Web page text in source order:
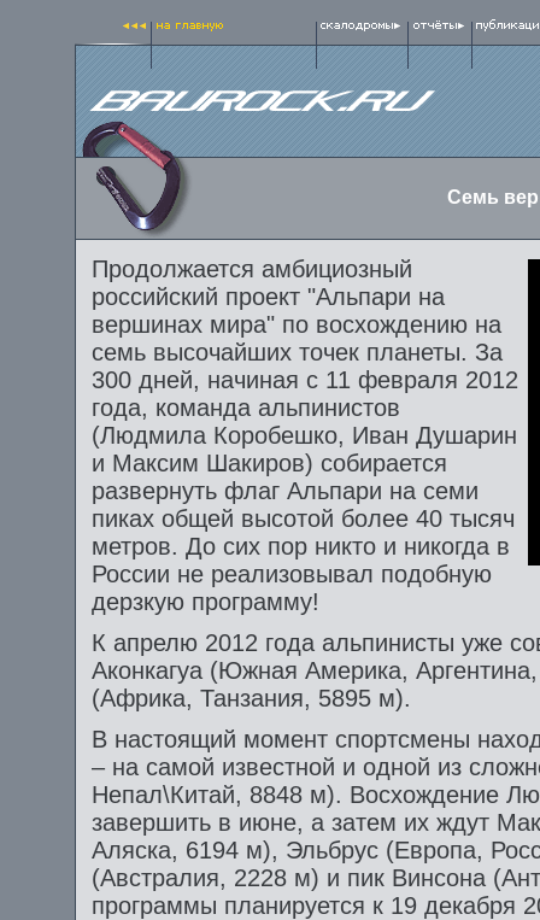
Семь
Продолжается амбициозный
российский проект "Альпари на
вершинах мира" по восхождению на
семь высочайших точек планеты. За
300 дней, начиная с 11 февраля 2012
года, команда альпинистов
(Людмила Коробешко, Иван Душарин
и Максим Шакиров) собирается
развернуть флаг Альпари на семи
пиках общей высотой более 40 тысяч
метров. До сих пор никто и никогда в
России не реализовывал подобную
дерзкую программу!
К апрелю 2012 года альпинисты уже
Аконкагуа (Южная Америка,
(Африка, Танзания, 5895 м).
В настоящий момент спортсмены
– на самой известной и одной из
Непал\Китай, 8848 м). Восхождение
завершить в июне, а затем их ждут
Аляска, 6194 м), Эльбрус (Европа,
(Австралия, 2228 м) и пик Винсона
программы планируется к 19 декабря